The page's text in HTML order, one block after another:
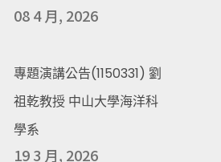
08 4 月, 2026
專題演講公告(1150331) 劉
祖乾教授 中山大學海洋科
學系
19 3 月, 2026